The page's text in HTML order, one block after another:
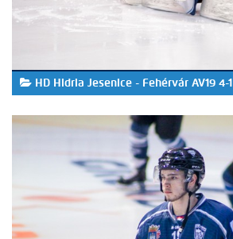
HD Hidria Jesenice - Fehérvár AV19 4-1